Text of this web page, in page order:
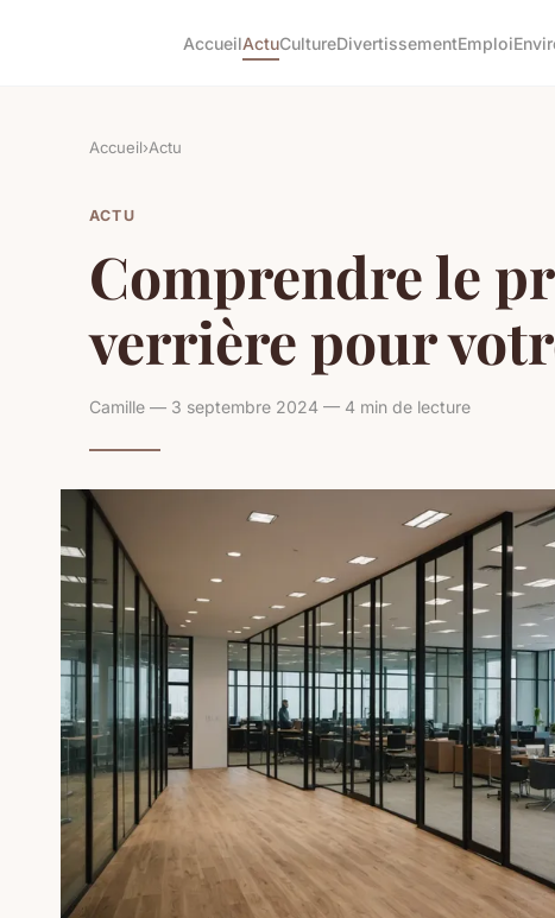
AccueilActuCultureDivertissementEmploi
Accueil›Actu
ACTU
Comprendre le
verrière pour
Camille — 3 septembre 2024 — 4 min de lecture